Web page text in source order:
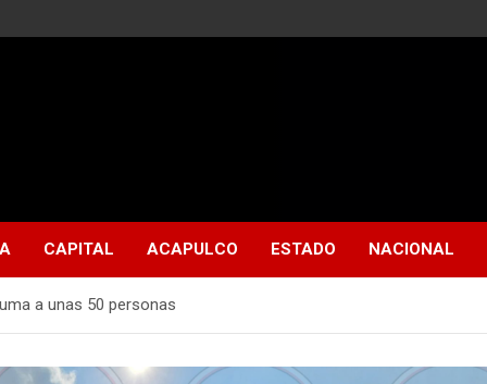
CAPITAL ACAPULCO ESTADO NACIONAL
a unas 50 personas